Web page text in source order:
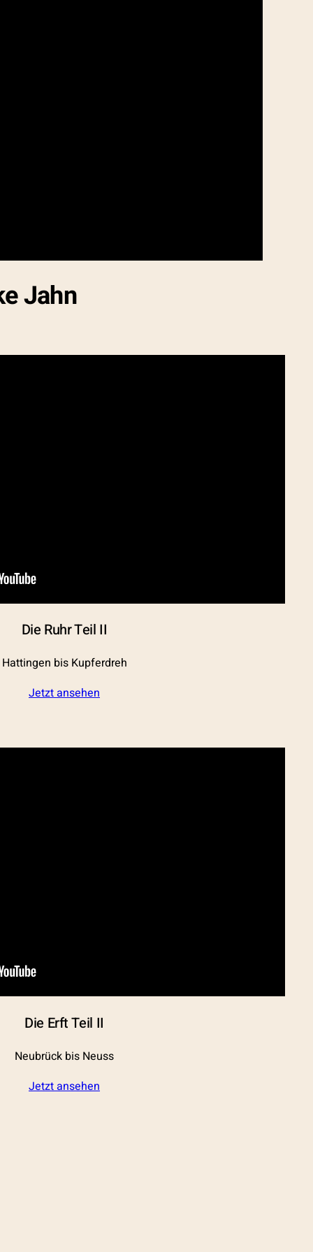
Jahn
Die Ruhr Teil II
Hattingen bis Kupferdreh
Jetzt ansehen
Die Erft Teil II
Neubrück bis Neuss
Jetzt ansehen